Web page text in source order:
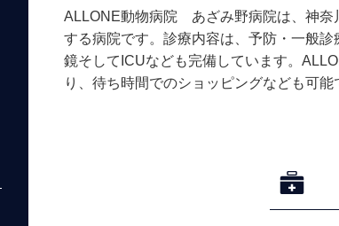
ALLONE動物病院 あざみ野病院は、神奈
する病院です。診療内容は、予防・一般
鏡そしてICUなども完備しています。
り、待ち時間でのショッピングなども可能